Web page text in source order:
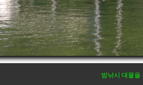
밤낚시 대물을